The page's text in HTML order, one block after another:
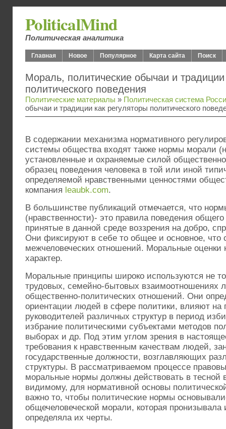
PoliticalMind
Политическая аналитика
Главная Новое Популярное Карта сайта Поиск
Мораль, политические обычаи и традиции
политического поведения
Политические материалы » Политическая система
обычаи и традиции как регуляторы политического
В содержании механизма нормативного
системы общества входят также нормы морали
установленные и охраняемые силой
образец поведения человека в той или иной
определяемой нравственными ценностями
компания leaubk.com.
В большинстве публикаций отмечается, что
(нравственности)- это правила поведения
принятые в данной среде воззрения на добро,
Они фиксируют в себе то общее и основное, что
межчеловеческих отношений. Моральные оценки
характер.
Моральные принципы широко используются не
трудовых, семейно-бытовых взаимоотношениях
общественно-политических отношений. Они
ориентации людей в сфере политики, влияют на
руководителей различных структур в период
избрание политическими субъектами методов
выборах и др. Под этим углом зрения в
требования к нравственным качествам людей,
государственные должности, возглавляющих
структуры. В рассматриваемом процессе
моральные нормы должны действовать в тесной
видимому, для нормативной основы
важно то, чтобы политические нормы
общечеловеческой морали, которая пронизывала
определяла их черты.